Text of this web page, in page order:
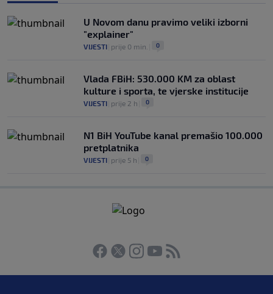
U Novom danu pravimo veliki izborni
"explainer"
VIJESTI prije 0 min. 0
Vlada FBiH: 530.000 KM za oblast
kulture i sporta, te vjerske institucije
VIJESTI prije 2 h 0
N1 BiH YouTube kanal premašio 100.000
pretplatnika
VIJESTI prije 5 h 0